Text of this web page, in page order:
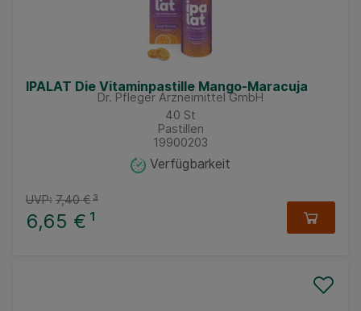
IPALAT Die Vitaminpastille Mango-Maracuja
Dr. Pfleger Arzneimittel GmbH
40 St
Pastillen
19900203
Verfügbarkeit
6,65 € ¹
UVP: 7,40 €³